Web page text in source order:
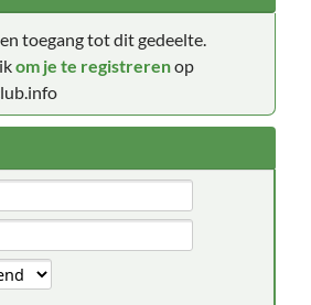
toegang tot dit gedeelte.
om je te registrerenop